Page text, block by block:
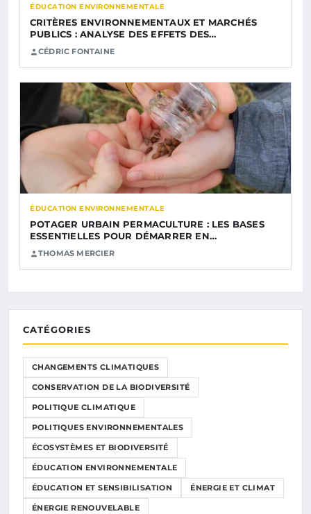
ÉDUCATION ENVIRONNEMENTALE
CRITÈRES ENVIRONNEMENTAUX ET MARCHÉS
PUBLICS : ANALYSE DES EFFETS DES…
CÉDRIC FONTAINE
ÉDUCATION ENVIRONNEMENTALE
POTAGER URBAIN PERMACULTURE : LES BASES
ESSENTIELLES POUR DÉMARRER EN…
THOMAS MERCIER
CATÉGORIES
CHANGEMENTS CLIMATIQUES
CONSERVATION DE LA BIODIVERSITÉ
POLITIQUE CLIMATIQUE
POLITIQUES ENVIRONNEMENTALES
ÉCOSYSTÈMES ET BIODIVERSITÉ
ÉDUCATION ENVIRONNEMENTALE
ÉDUCATION ET SENSIBILISATION ÉNERGIE ET CLIMAT
ÉNERGIE RENOUVELABLE